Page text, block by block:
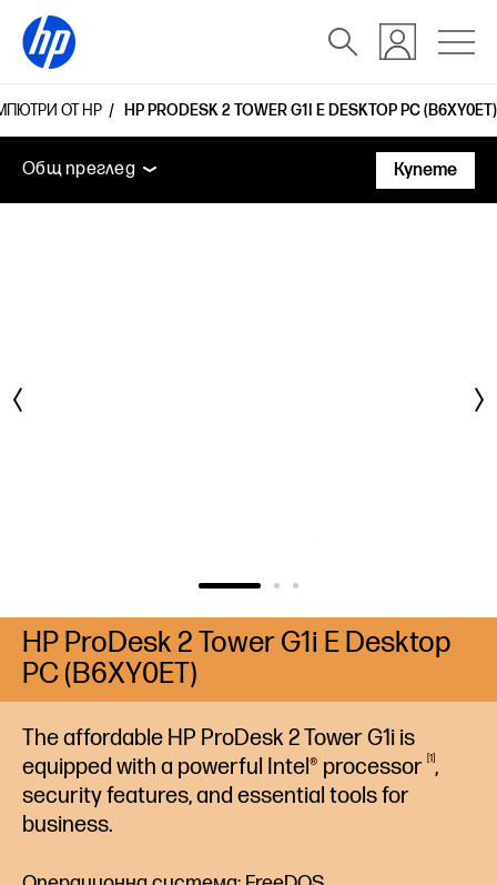
ОТ HP HP PRODESK 2 TOWER G1I E DESKTOP PC (B6XY0ET)
Общ преглед Функции
Технически
Общ преглед
Купете
The affordable HP ProDesk 2 Tower G1i is
equipped with a powerful Intel® processor 1 ,
security features, and essential tools for
business.
HP ProDesk 2 Tower G1i E Desktop
PC (B6XY0ET)